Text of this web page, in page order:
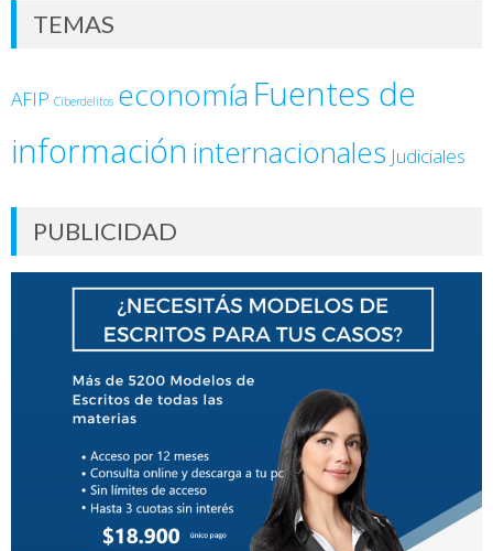
TEMAS
AFIP Ciberdelitos economía Fuentes de
información internacionales Judiciales
PUBLICIDAD